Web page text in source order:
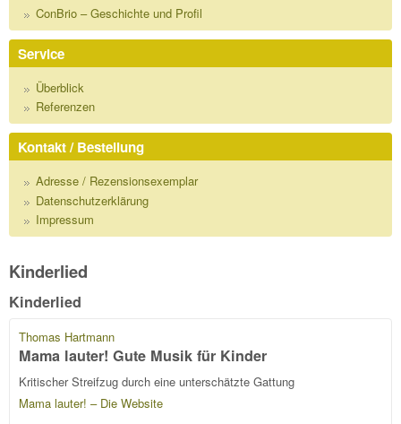
ConBrio – Geschichte und Profil
Service
Überblick
Referenzen
Kontakt / Bestellung
Adresse / Rezensionsexemplar
Datenschutzerklärung
Impressum
Kinderlied
Kinderlied
Thomas Hartmann
Mama lauter! Gute Musik für Kinder
Kritischer Streifzug durch eine unterschätzte Gattung
Mama lauter! – Die Website